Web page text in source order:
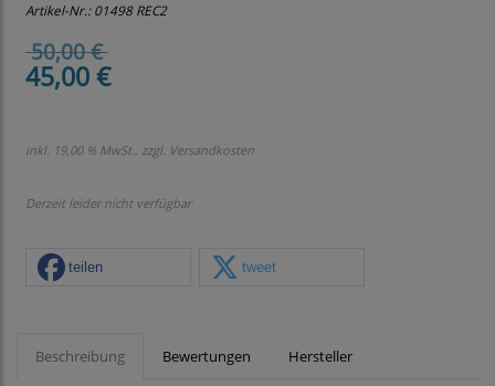
Artikel-Nr.:01498 REC2
50,00 €
45,00 €
inkl. 19,00 % MwSt., zzgl. Versandkosten
Derzeit leider nicht verfügbar
teilen tweet
Beschreibung Bewertungen Hersteller